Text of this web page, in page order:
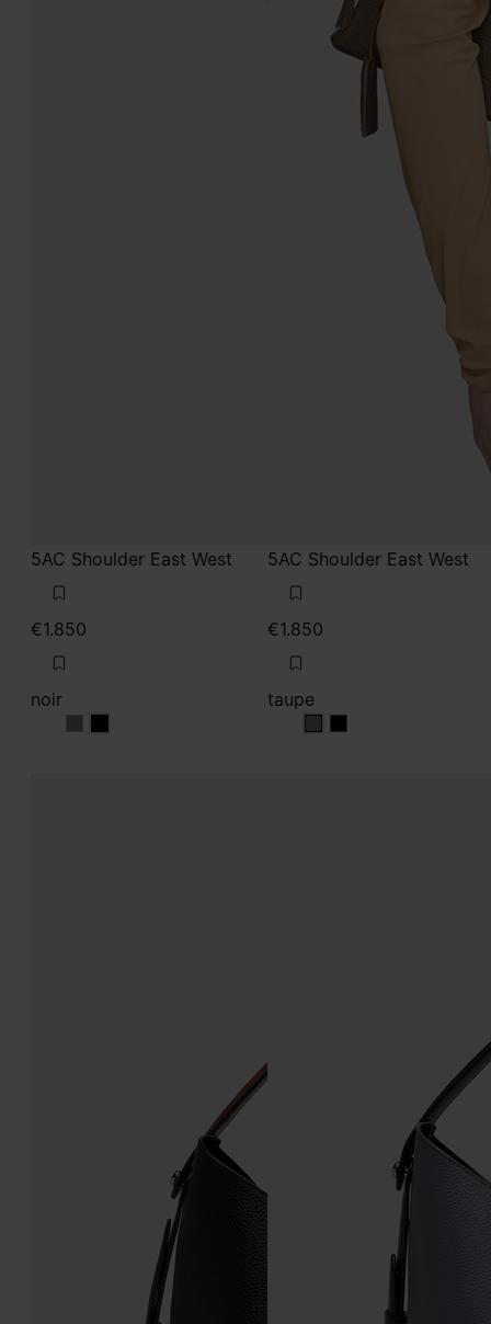
5AC Shoulder East West
€1.850
noir
noirnoir
5AC Shoulder East West
€1.850
taupe
taupetaupe